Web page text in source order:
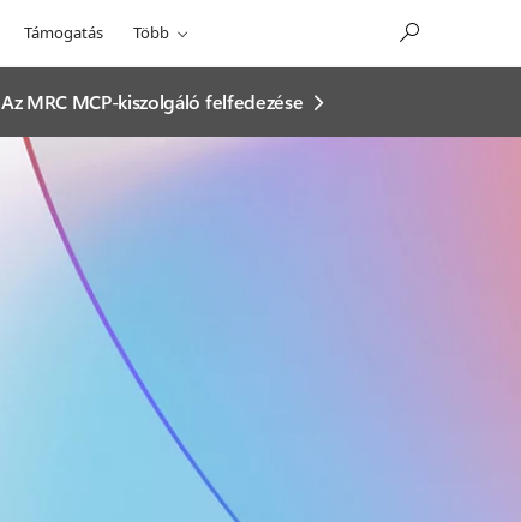
Támogatás Több
Az MRC MCP-kiszolgáló felfedezése